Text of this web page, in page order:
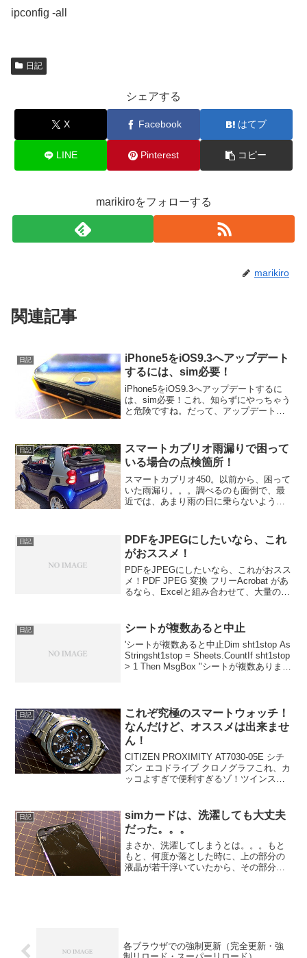
ipconfig -all
日記
シェアする
X Facebook はてブ
LINE Pinterest コピー
marikiroをフォローする
marikiro
関連記事
日記
iPhone5をiOS9.3へアップデート
するには、sim必要！
iPhone5をiOS9.3へアップデートするに
は、sim必要！これ、知らずにやっちゃう
と危険ですね。だって、アップデート完
androidでsi...
日記
スマートカブリオ雨漏りで困って
いる場合の点検箇所！
スマートカブリオ450。以前から、困って
いた雨漏り。。。調べるのも面倒で、最
近では、あまり雨の日に乗らないように
ので、カブリオならなおさら、雨との格
闘は必然です(笑...
日記
PDFをJPEGにしたいなら、これ
がおススメ！
PDFをJPEGにしたいなら、これがおスス
メ！PDF JPEG 変換 フリーAcrobat があ
るなら、Excelと組み合わせて、大量の
中でこれが便利かな。あれ、...
日記 シートが複数あると中止
'シートが複数あると中止Dim sht1stop As
Stringsht1stop = Sheets.CountIf sht1stop
> 1 Then MsgBox "シートが複数ありま
日記
これぞ究極のスマートウォッチ！
なんだけど、オススメは出来ませ
ん！
CITIZEN PROXIMITY AT7030-05E シチ
ズン エコドライブ クロノグラフこれ、カ
ッコよすぎで便利すぎるゾ！ツインスマ
Bluetooth対応です。i...
日記
simカードは、洗濯しても大丈夫
だった。。。
まさか、洗濯してしまうとは。。。もと
もと、何度か落とした時に、上の部分の
液晶が若干浮いていたから、その部分が
各ブラウザでの強制更新（完全更新・強